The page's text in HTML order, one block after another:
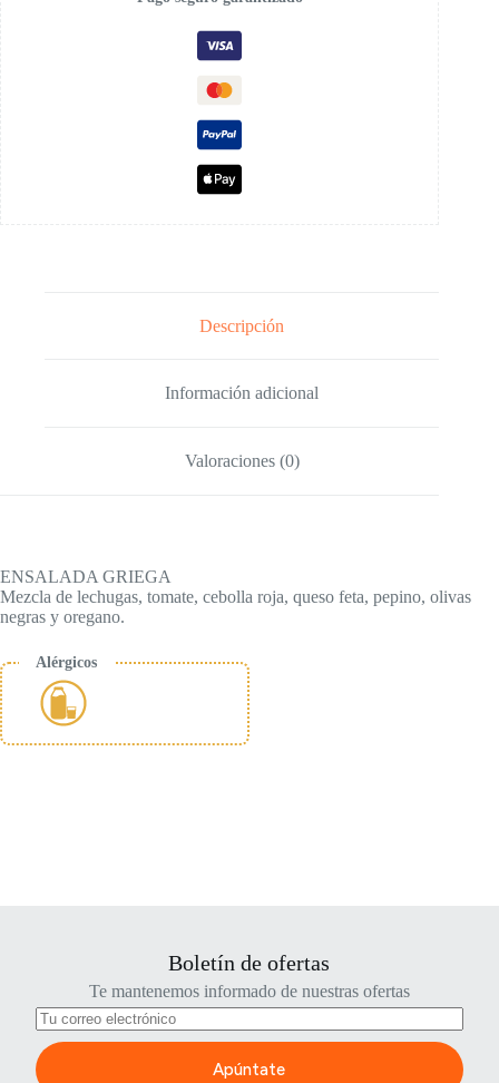
Descripción
Información adicional
Valoraciones (0)
ENSALADA GRIEGA
Mezcla de lechugas, tomate, cebolla roja, queso feta, pepino, olivas
negras y oregano.
Alérgicos
Boletín de ofertas
Te mantenemos informado de nuestras ofertas
Apúntate